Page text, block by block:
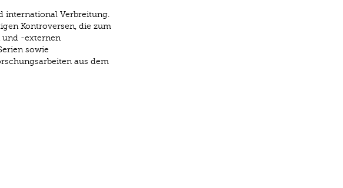
international Verbreitung.
Kontroversen, die zum
und -externen
sowie
aus dem